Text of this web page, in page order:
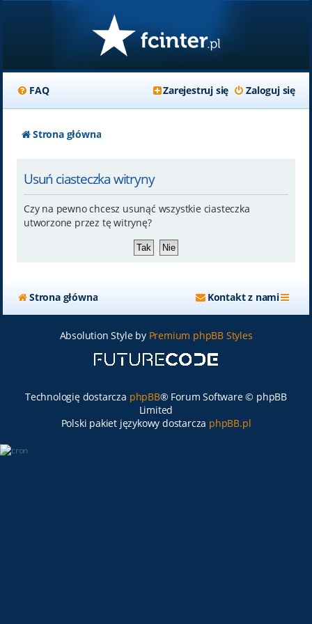
FAQ Zaloguj się
Zarejestruj się
Strona główna
Usuń ciasteczka witryny
Czy na pewno chcesz usunąć wszystkie ciasteczka
utworzone przez tę witrynę?
Strona główna Kontakt z nami
Absolution Style by Premium phpBB Styles
Technologię dostarcza phpBB® Forum Software © phpBB
Limited
Polski pakiet językowy dostarcza phpBB.pl